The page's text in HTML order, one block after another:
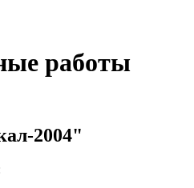
работы
2004"